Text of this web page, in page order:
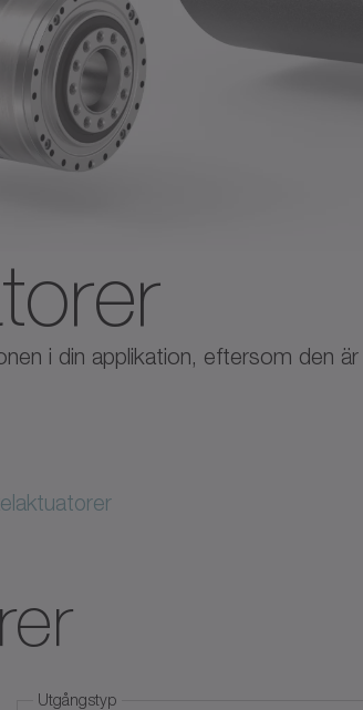
i din applikation, eftersom den
Utgångstyp